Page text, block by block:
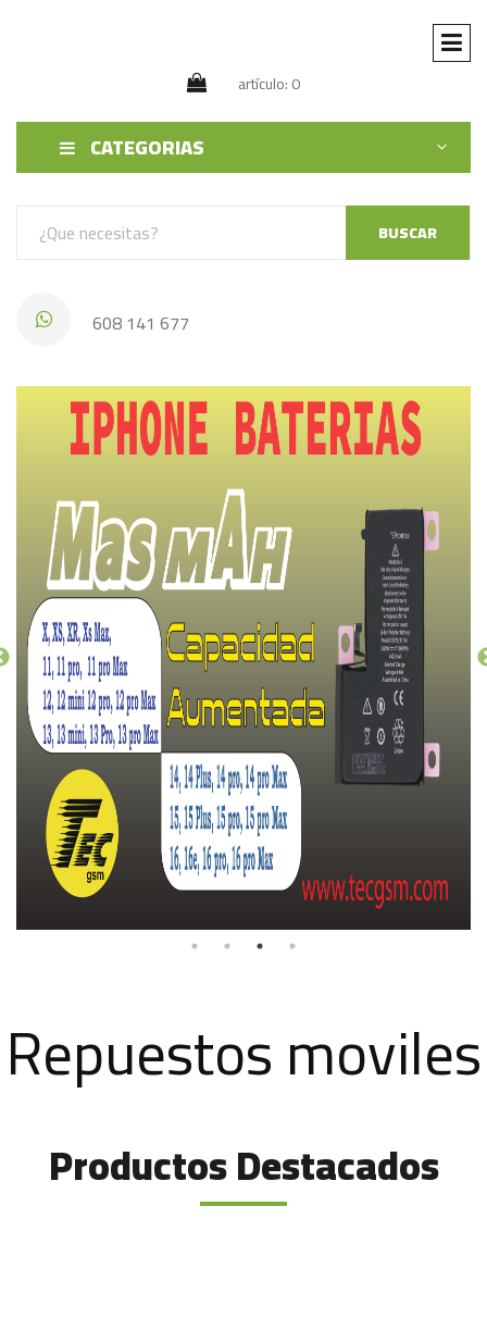
artículo: 0
CATEGORIAS
BUSCAR
608 141 677
Repuestos moviles
Productos Destacados